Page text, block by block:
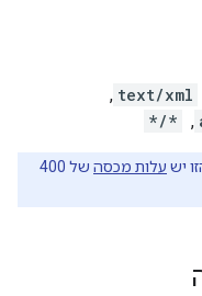
text/xml
, ‏
, ‏
*/*
יש עלות מכסה
של 400